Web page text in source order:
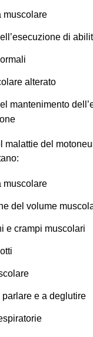
muscolare
di
alterato
mantenimento
malattie del
muscolare
del volume
e crampi muscolari
parlare e a deglutire